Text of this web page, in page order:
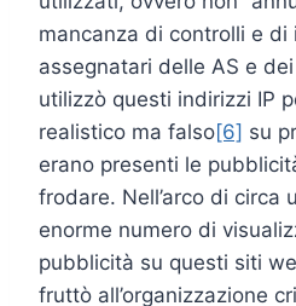
mancanza di controlli e di
assegnatari delle AS e dei
utilizzò questi indirizzi IP
realistico ma falso[6] su
erano presenti le
frodare. Nell’arco di circa
enorme numero di
pubblicità su questi siti
fruttò all’organizzazione